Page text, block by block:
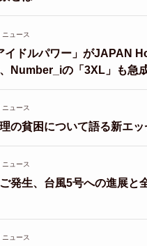
ニュース
イドルパワー」がJAPAN
Number_iの「3XL」も急
ニュース
の貧困について語る新エッ
ニュース
発生、台風5号への進展と
ニュース